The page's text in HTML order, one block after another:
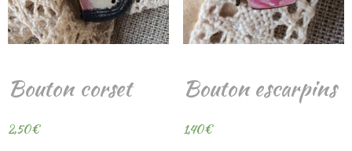
Bouton corset
2,50€
Bouton escarpins
1,40€